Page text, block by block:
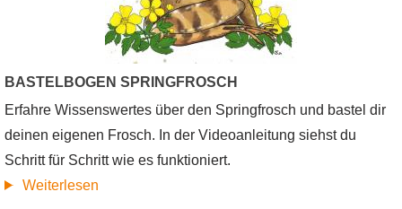
flexibles
Lernangebot
die
Sekundarstufe
I
BASTELBOGEN SPRINGFROSCH
Erfahre Wissenswertes über den Springfrosch und bastel dir
deinen eigenen Frosch. In der Videoanleitung siehst du
Schritt für Schritt wie es funktioniert.
Weiterlesen